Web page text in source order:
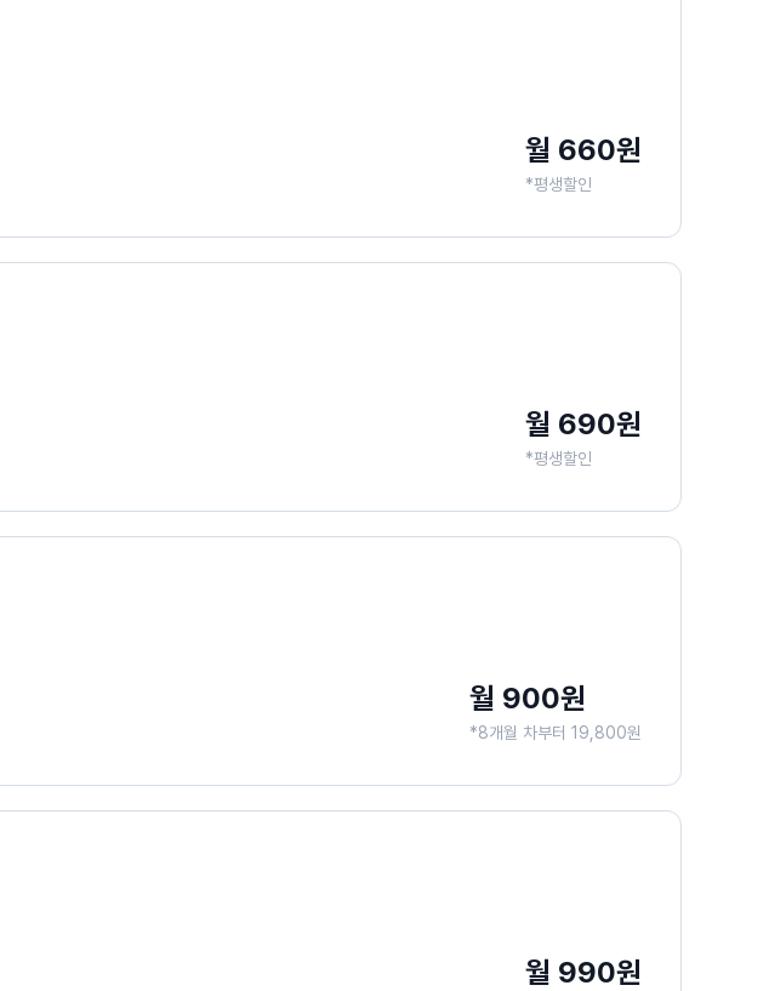
월 660원
*평생할인
월 690원
*평생할인
월 900원
*8개월 차부터 19,800원
월 990원